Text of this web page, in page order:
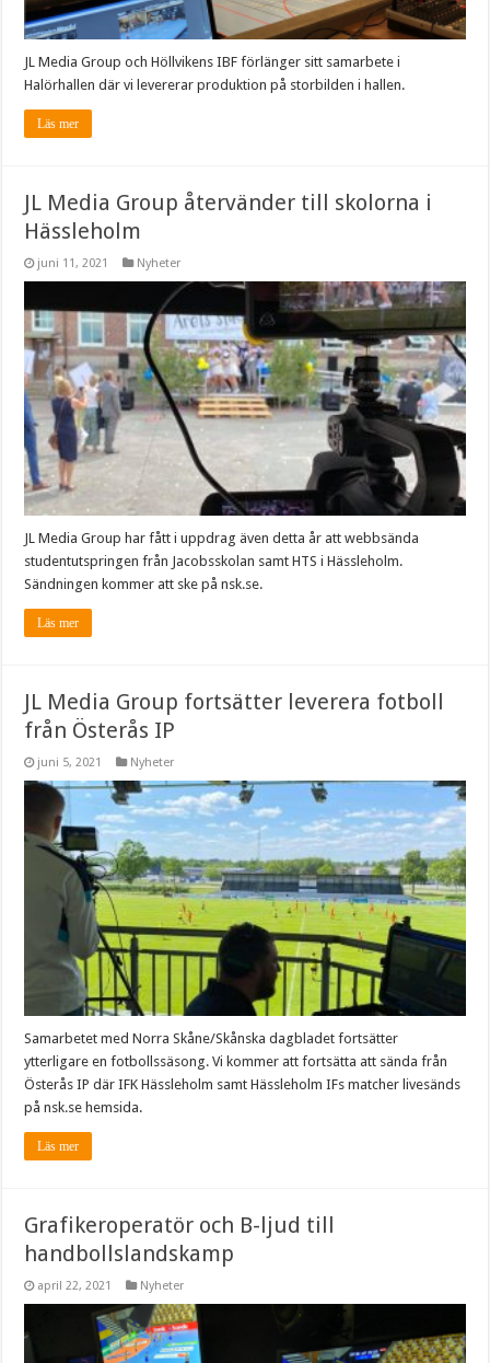
JL Media Group och Höllvikens IBF förlänger sitt samarbete i
Halörhallen där vi levererar produktion på storbilden i hallen.
Läs mer
JL Media Group återvänder till skolorna i
Hässleholm
juni 11, 2021 Nyheter
JL Media Group har fått i uppdrag även detta år att webbsända
studentutspringen från Jacobsskolan samt HTS i Hässleholm.
Sändningen kommer att ske på nsk.se.
Läs mer
JL Media Group fortsätter leverera fotboll
från Österås IP
juni 5, 2021 Nyheter
Samarbetet med Norra Skåne/Skånska dagbladet fortsätter
ytterligare en fotbollssäsong. Vi kommer att fortsätta att sända från
Österås IP där IFK Hässleholm samt Hässleholm IFs matcher livesänds
på nsk.se hemsida.
Läs mer
Grafikeroperatör och B-ljud till
handbollslandskamp
april 22, 2021 Nyheter